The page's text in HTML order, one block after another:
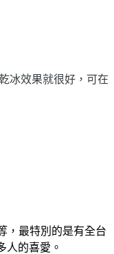
冰效果就很好，可在
，最特別的是有全台
人的喜愛。